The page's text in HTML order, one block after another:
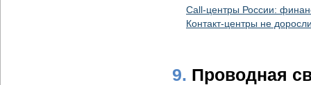
Call-центры России:
Контакт-центры не
9. Проводная